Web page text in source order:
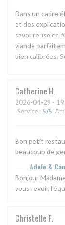
Dans un cadre
et des
savoureuse et
viande
bien calibrées.
Catherine H
2026-04-29 -
Service : 5/5
Bon petit
beaucoup de
Adele &
Bonjour
vous revoir,
Christelle F